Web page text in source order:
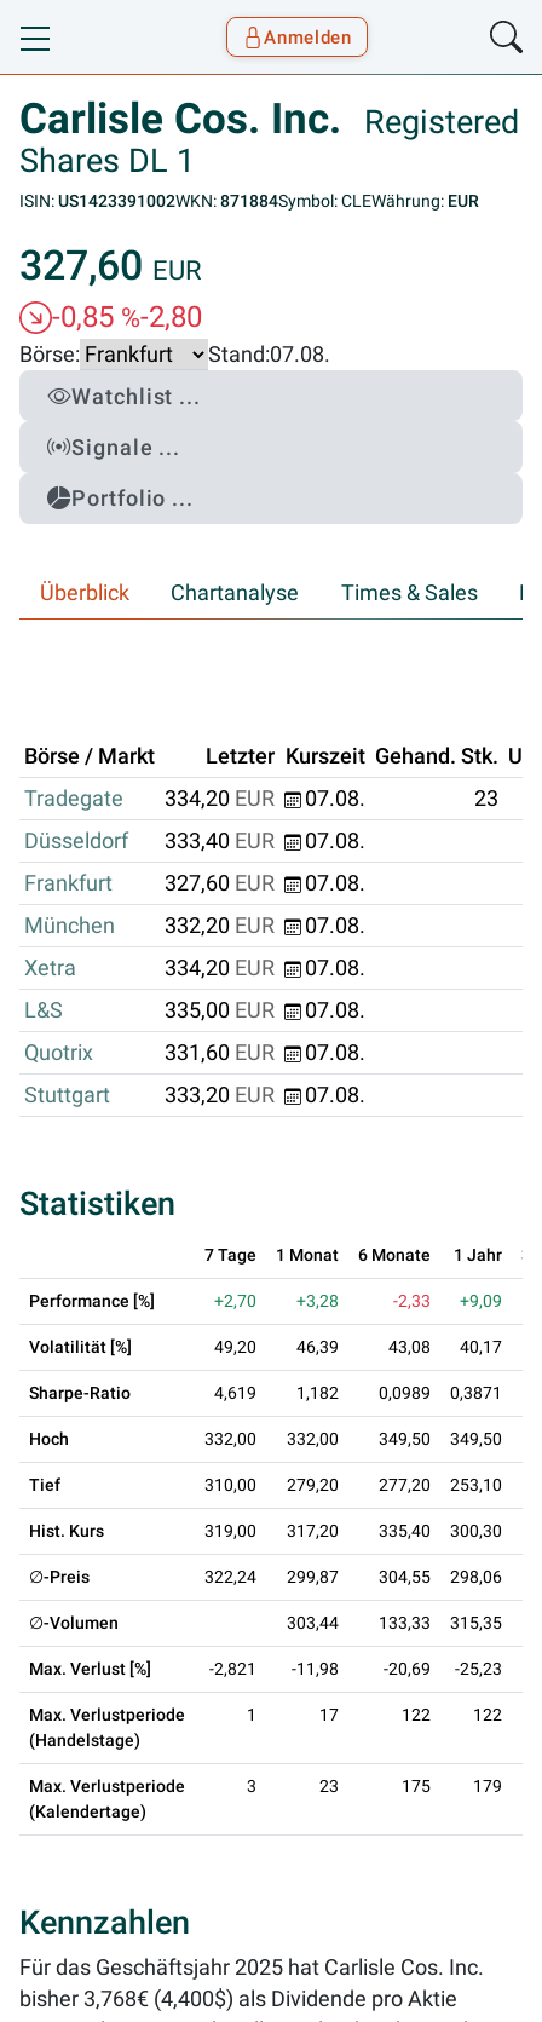
Toggle navigation
Anmelden
Carlisle Cos. Inc.
Registered
Shares DL 1
ISIN:US1423391002WKN:871884Symbol: CLEWährung: EUR
327,60 EUR
-0,85 %-2,80
Börse: Stand:07.08.
Watchlist ...
Signale ...
Portfolio ...
Überblick Chartanalyse Times & Sales
Börse / Markt Letzter Kurszeit Gehand. Stk.
Tradegate
334,20 EUR 07.08.
23
Düsseldorf
333,40 EUR
07.08.
Frankfurt
327,60 EUR
07.08.
München
332,20 EUR
07.08.
Xetra
334,20 EUR
07.08.
L&S
335,00 EUR
07.08.
Quotrix
331,60 EUR
07.08.
Stuttgart
333,20 EUR 07.08.
Statistiken
7 Tage 1 Monat 6 Monate 1 Jahr 3
Performance [%] +2,70 +3,28 -2,33 +9,09
Volatilität [%] 49,20 46,39 43,08 40,17
Sharpe-Ratio 4,619 1,182 0,0989 0,3871
Hoch 332,00 332,00 349,50 349,50
Tief 310,00 279,20 277,20 253,10
Hist. Kurs 319,00 317,20 335,40 300,30
∅-Preis 322,24 299,87 304,55 298,06
∅-Volumen 303,44 133,33 315,35
Max. Verlust [%] -2,821 -11,98 -20,69 -25,23
Max. Verlustperiode
(Handelstage)
1 17 122 122
Max. Verlustperiode
(Kalendertage)
3 23 175 179
Kennzahlen
Für das Geschäftsjahr 2025 hat Carlisle Cos. Inc.
bisher 3,768€ (4,400$) als Dividende pro Aktie